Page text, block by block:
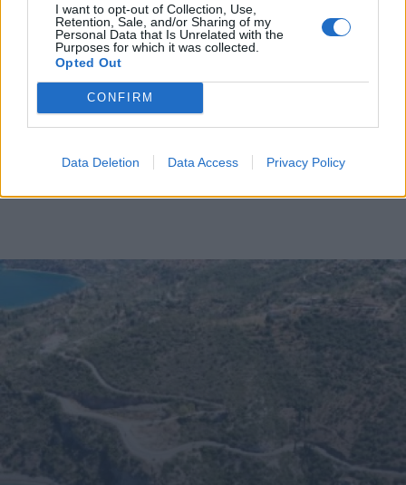
I want to opt-out of Collection, Use,
Retention, Sale, and/or Sharing of my
Personal Data that Is Unrelated with the
Purposes for which it was collected.
Opted Out
CONFIRM
Data Deletion Data Access Privacy Policy
Διάβασε περισσότερα
Τρίπολη Αστυνομικό ρεπορτάζ
Πελοπόννησος